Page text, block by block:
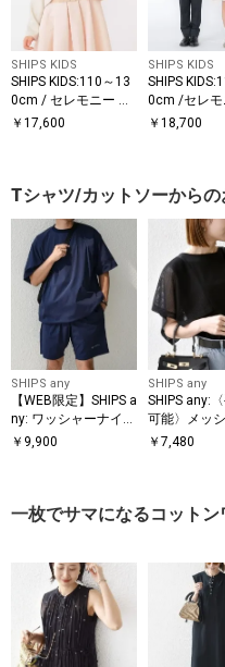
SHIPS KIDS
SHIPS KIDS:110～13
0cm / セレモニー ボ
レロジャケット コサ
￥ 17,600
SHIPS KIDS
SHIPS
0cm /セレモ
メ ツイード
￥18,700
Tシャツ/カットソーからの
SHIPS any
【WEB限定】SHIPS a
ny: ワッシャーナイロ
ン スピンドル Tシャ
￥ 9,900
SHIPS any
SHIPS any:
可能〉メッ
ー ハンカチ
￥7,480
一枚でサマになるコットン